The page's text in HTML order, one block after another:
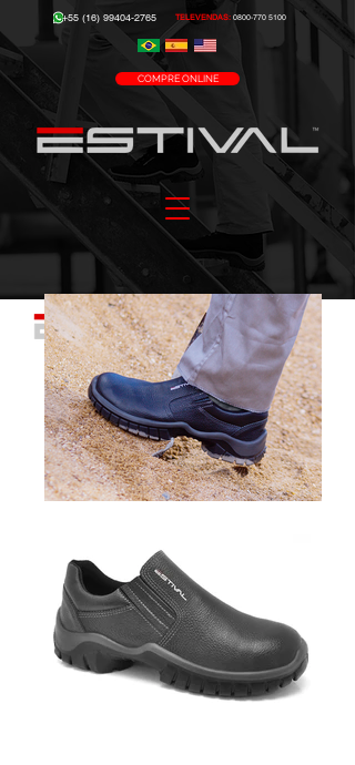
+55 (16) 99404-2765 TELEVENDAS: 0800-770 5100
COMPRE ONLINE